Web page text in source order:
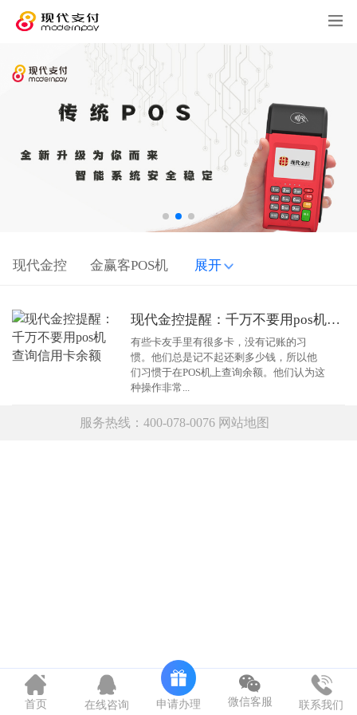
现代金控 金赢客POS机 展开
现代金控提醒：千万不要用pos机查询信用卡余额
有些卡友手里有很多卡，没有记账的习
惯。他们总是记不起还剩多少钱，所以他
们习惯于在POS机上查询余额。他们认为这
种操作非常...
服务热线：400-078-0076 网站地图
首页 在线咨询 申请办理 微信客服 联系我们